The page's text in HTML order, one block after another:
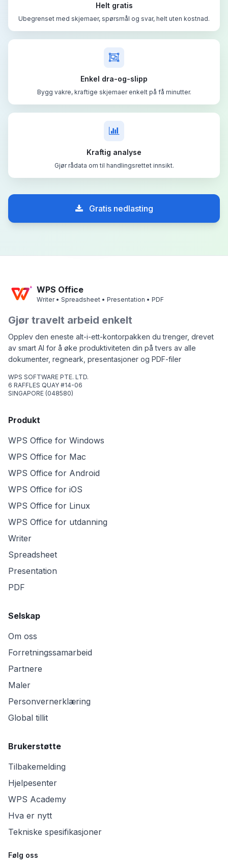
Helt gratis
Ubegrenset med skjemaer, spørsmål og svar, helt uten kostnad.
Enkel dra-og-slipp
Bygg vakre, kraftige skjemaer enkelt på få minutter.
Kraftig analyse
Gjør rådata om til handlingsrettet innsikt.
Gratis nedlasting
WPS Office
Writer • Spreadsheet • Presentation • PDF
Gjør travelt arbeid enkelt
Opplev den eneste alt-i-ett-kontorpakken du trenger, drevet
av smart AI for å øke produktiviteten din på tvers av alle
dokumenter, regneark, presentasjoner og PDF-filer
WPS SOFTWARE PTE. LTD.
6 RAFFLES QUAY #14-06
SINGAPORE (048580)
Produkt
WPS Office for Windows
WPS Office for Mac
WPS Office for Android
WPS Office for iOS
WPS Office for Linux
WPS Office for utdanning
Writer
Spreadsheet
Presentation
PDF
Selskap
Om oss
Forretningssamarbeid
Partnere
Maler
Personvernerklæring
Global tillit
Brukerstøtte
Tilbakemelding
Hjelpesenter
WPS Academy
Hva er nytt
Tekniske spesifikasjoner
Følg oss